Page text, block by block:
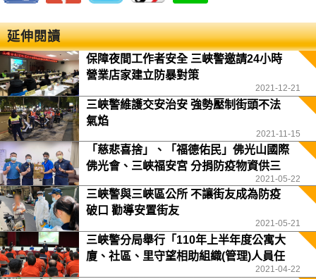
延伸閱讀
保障夜間工作者安全 三峽警邀請24小時
營業店家建立防暴對策
2021-12-21
三峽警維護交安治安 強勢壓制街頭不法
氣焰
2021-11-15
「慈悲喜捨」、「福德佑民」佛光山國際
佛光會、三峽福安宮 分捐防疫物資供三
2021-05-22
三峽警與三峽區公所 不讓街友成為防疫
破口 勸導安置街友
2021-05-21
三峽警分局舉行「110年上半年度公寓大
廈、社區、里守望相助組織(管理)人員任
2021-04-22